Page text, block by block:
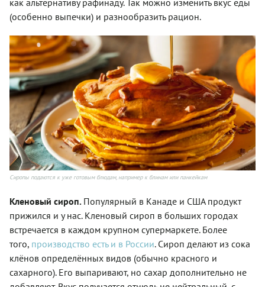
(особенно выпечки) и разнообразить рацион.
Сиропы подаются к уже готовым блюдам, например к блинам или панкейкам
Кленовый сироп. Популярный в Канаде и США продукт
прижился и у нас. Кленовый сироп в больших городах
встречается в каждом крупном супермаркете. Более
того, производство есть и в России. Сироп делают из сока
клёнов определённых видов (обычно красного и
сахарного). Его выпаривают, но сахар дополнительно не